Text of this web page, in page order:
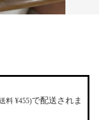
料 ¥455)で配送されま